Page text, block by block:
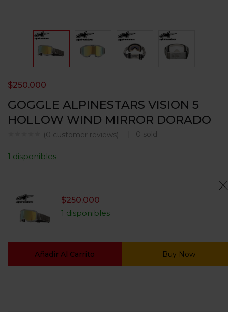
GOGGLE ALPINESTARS VISION 5
HOLLOW WIND MIRROR DORADO
(0 customer reviews) 0 sold
$250.000
1 disponibles
$250.000
1 disponibles
Añadir Al Carrito Buy Now